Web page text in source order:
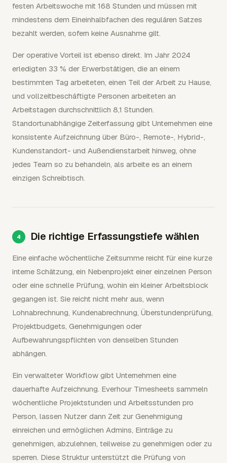
festen Arbeitswoche mit 168 Stunden und müssen mit
mindestens dem Eineinhalbfachen des regulären Satzes
bezahlt werden, sofern keine Ausnahme gilt.
Der operative Vorteil ist ebenso direkt. Im Jahr 2024
erledigten 33 % der Erwerbstätigen, die an einem
bestimmten Tag arbeiteten, einen Teil der Arbeit zu Hause,
und vollzeitbeschäftigte Personen arbeiteten an
Arbeitstagen durchschnittlich 8,1 Stunden.
Standortunabhängige Zeiterfassung gibt Unternehmen eine
konsistente Aufzeichnung über Büro-, Remote-, Hybrid-,
Kundenstandort- und Außendienstarbeit hinweg, ohne
jedes Team so zu behandeln, als arbeite es an einem
einzigen Schreibtisch.
Die richtige Erfassungstiefe wählen
Eine einfache wöchentliche Zeitsumme reicht für eine kurze
interne Schätzung, ein Nebenprojekt einer einzelnen Person
oder eine schnelle Prüfung, wohin ein kleiner Arbeitsblock
gegangen ist. Sie reicht nicht mehr aus, wenn
Lohnabrechnung, Kundenabrechnung, Überstundenprüfung,
Projektbudgets, Genehmigungen oder
Aufbewahrungspflichten von denselben Stunden
abhängen.
Ein verwalteter Workflow gibt Unternehmen eine
dauerhafte Aufzeichnung. Everhour Timesheets sammeln
wöchentliche Projektstunden und Arbeitsstunden pro
Person, lassen Nutzer dann Zeit zur Genehmigung
einreichen und ermöglichen Admins, Einträge zu
genehmigen, abzulehnen, teilweise zu genehmigen oder zu
sperren. Diese Struktur unterstützt die Prüfung von